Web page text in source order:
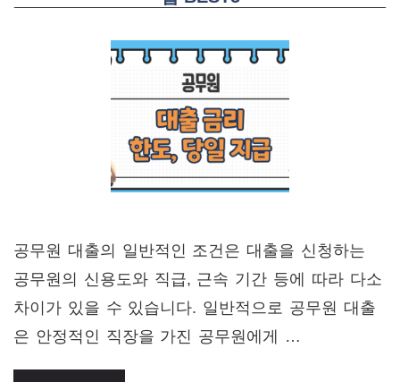
공무원 대출의 일반적인 조건은 대출을 신청하는
공무원의 신용도와 직급, 근속 기간 등에 따라 다소
차이가 있을 수 있습니다. 일반적으로 공무원 대출
은 안정적인 직장을 가진 공무원에게 …